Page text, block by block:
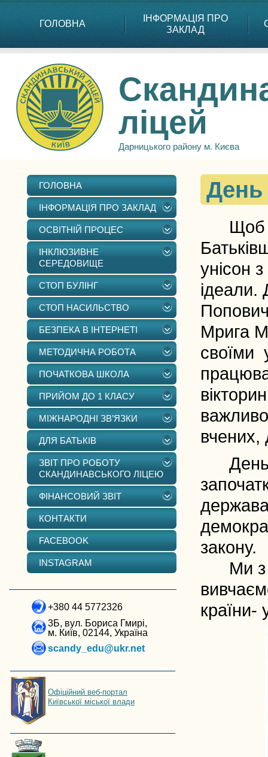
ГОЛОВНА
ІНФОРМАЦІЯ ПРО
ЗАКЛАД
ліцей
Дарницького району м. Києва
ГОЛОВНА
ІНФОРМАЦІЯ ПРО ЗАКЛАД
ОСВІТНІЙ ПРОЦЕС
ІНКЛЮЗИВНЕ
СЕРЕДОВИЩЕ
СТОП БУЛІНГ
СТОП НАСИЛЬСТВО
БЕЗПЕКА В ІНТЕРНЕТІ
МЕТОДИЧНА РОБОТА
ПОЧАТКОВА ШКОЛА
ПРИЙОМ ДО 1 КЛАСУ
МІЖНАРОДНІ ЗВ’ЯЗКИ
ДЛЯ БАТЬКІВ
ЗВІТ ПРО РОБОТУ
СКАНДИНАВСЬКОГО ЛІЦЕЮ
ФІНАНСОВИЙ ЗВІТ
КОНТАКТИ
FACEBOOK
INSTAGRAM
+380 44 5772326
3Б, вул. Бориса Гмирі,
м. Київ, 02144, Україна
scandy_edu@ukr.net
Офіційний веб-портал
Київської міської влади
Щоб
унісон
Мрига
своїми
вчених,
День
закону.
Ми з